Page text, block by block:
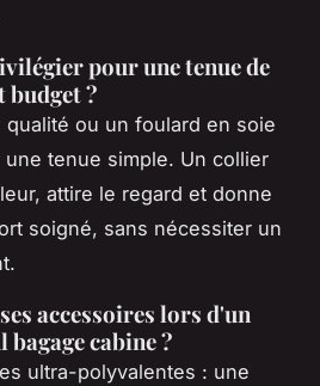
pour une tenue de
budget ?
ou un foulard en soie
tenue simple. Un collier
attire le regard et donne
soigné, sans nécessiter un
accessoires lors d'un
bagage cabine ?
ultra-polyvalentes : une